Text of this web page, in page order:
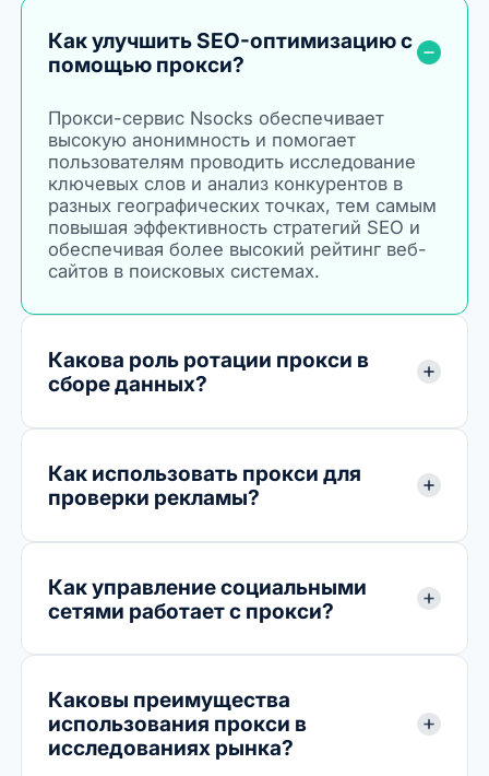
Как улучшить SEO-оптимизацию с
помощью прокси?
Прокси-сервис Nsocks обеспечивает
высокую анонимность и помогает
пользователям проводить исследование
ключевых слов и анализ конкурентов в
разных географических точках, тем самым
повышая эффективность стратегий SEO и
обеспечивая более высокий рейтинг веб-
сайтов в поисковых системах.
Какова роль ротации прокси в
сборе данных?
Как использовать прокси для
проверки рекламы?
Как управление социальными
сетями работает с прокси?
Каковы преимущества
использования прокси в
исследованиях рынка?